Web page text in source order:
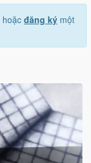
hoặc đăng ký một